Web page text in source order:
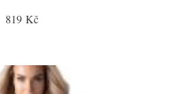
819 Kč